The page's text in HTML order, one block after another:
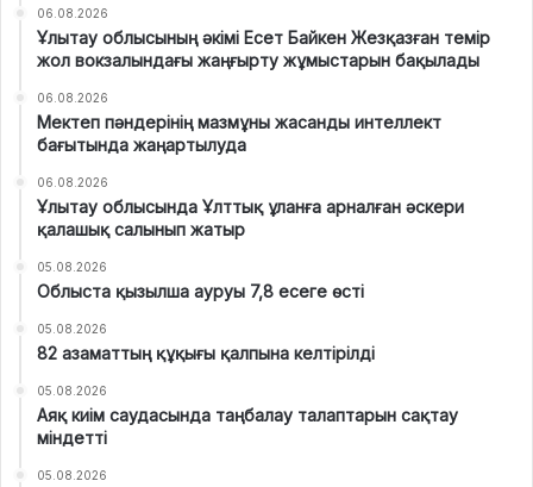
06.08.2026
Ұлытау облысының әкімі Есет Байкен Жезқазған темір
жол вокзалындағы жаңғырту жұмыстарын бақылады
06.08.2026
Мектеп пәндерінің мазмұны жасанды интеллект
бағытында жаңартылуда
06.08.2026
Ұлытау облысында Ұлттық ұланға арналған әскери
қалашық салынып жатыр
05.08.2026
Облыста қызылша ауруы 7,8 есеге өсті
05.08.2026
82 азаматтың құқығы қалпына келтірілді
05.08.2026
Аяқ киім саудасында таңбалау талаптарын сақтау
міндетті
05.08.2026